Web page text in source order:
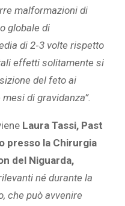
malformazioni di
globale di
di 2‑3 volte rispetto
effetti solitamente si
del feto ai
di gravidanza”.
Laura Tassi, Past
presso la Chirurgia
del Niguarda,
né durante la
che può avvenire